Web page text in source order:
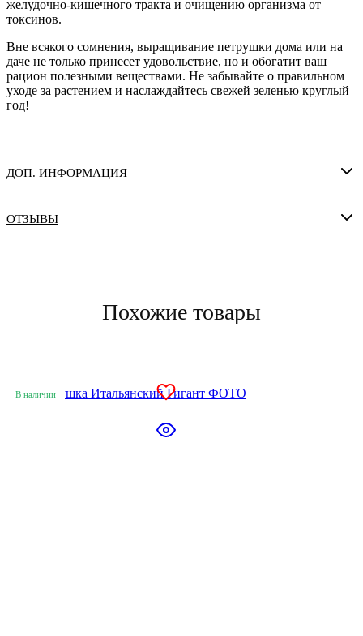
желудочно-кишечного тракта и очищению организма от
токсинов.
Вне всякого сомнения, выращивание петрушки дома или на
даче не только принесет удовольствие, но и обогатит ваш
рацион полезными веществами. Не забывайте о правильном
уходе за растением и наслаждайтесь свежей зеленью круглый
год!
ДОП. ИНФОРМАЦИЯ
ОТЗЫВЫ
Похожие товары
В наличии